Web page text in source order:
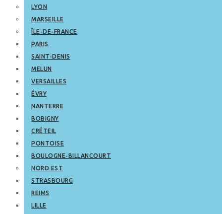
LYON
MARSEILLE
ÎLE-DE-FRANCE
PARIS
SAINT-DENIS
MELUN
VERSAILLES
ÉVRY
NANTERRE
BOBIGNY
CRÉTEIL
PONTOISE
BOULOGNE-BILLANCOURT
NORD EST
STRASBOURG
REIMS
LILLE